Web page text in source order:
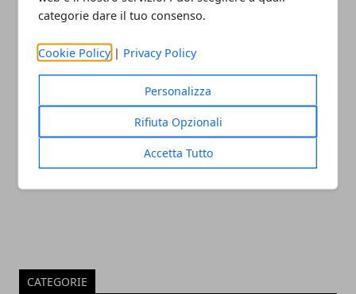
categorie dare il tuo consenso.
Cookie Policy | Privacy Policy
Personalizza
Rifiuta Opzionali
Accetta Tutto
Il nuovo firmware PS5 preoccupa gli
utenti
05/10/2022
CATEGORIE